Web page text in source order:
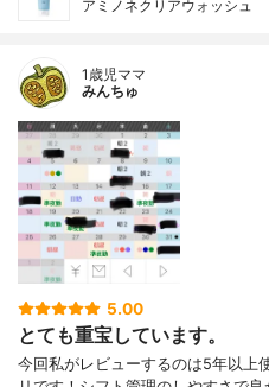
アミノネクリアウォッシュ
1歳児ママ
みんちゅ
5.00
とても重宝しています。
今回私がレビューするのは5年以上